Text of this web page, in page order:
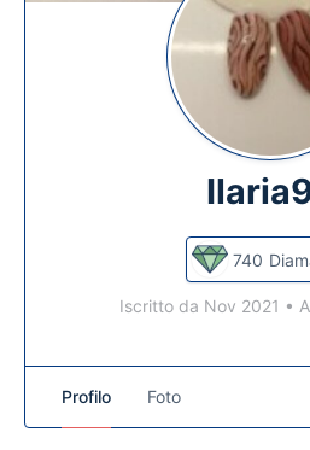
740
Iscritto da Nov 2021 •
Profilo Foto